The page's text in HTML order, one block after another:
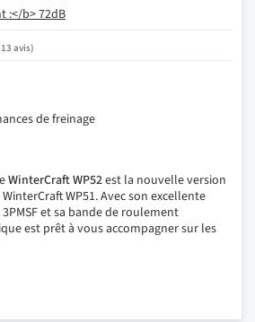
13 avis
de freinage
WinterCraft WP52est la nouvelle version
WP51. Avec son excellente
et sa bande de roulement
est prêt à vous accompagner sur les